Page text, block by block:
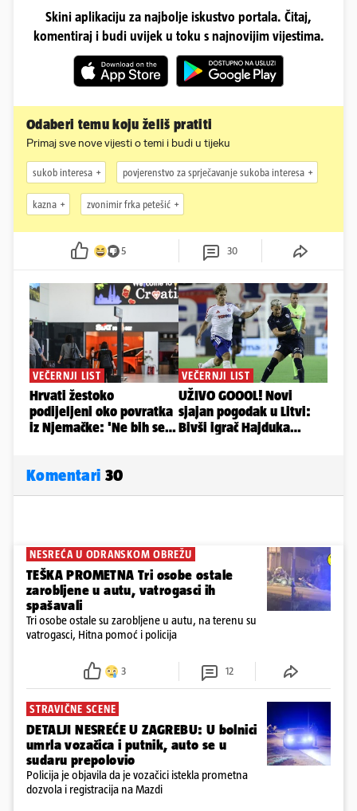
Skini aplikaciju za najbolje iskustvo portala. Čitaj,
komentiraj i budi uvijek u toku s najnovijim vijestima.
Odaberi temu koju želiš pratiti
Primaj sve nove vijesti o temi i budi u tijeku
sukob interesa povjerenstvo za sprječavanje sukoba interesa
kazna zvonimir frka petešić
5 30
Komentari 30
NESREĆA U ODRANSKOM OBREŽU
TEŠKA PROMETNA Tri osobe ostale
zarobljene u autu, vatrogasci ih
spašavali
Tri osobe ostale su zarobljene u autu, na terenu su
vatrogasci, Hitna pomoć i policija
3 12
STRAVIČNE SCENE
DETALJI NESREĆE U ZAGREBU: U bolnici
umrla vozačica i putnik, auto se u
sudaru prepolovio
Policija je objavila da je vozačici istekla prometna
dozvola i registracija na Mazdi